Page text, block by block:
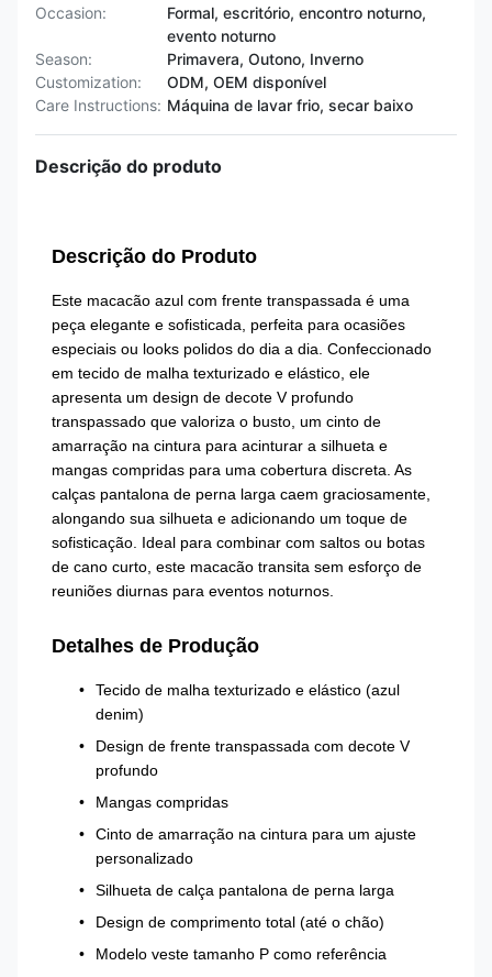
Occasion:
Formal, escritório, encontro noturno,
evento noturno
Season:
Primavera, Outono, Inverno
Customization:
ODM, OEM disponível
Care Instructions: Máquina de lavar frio, secar baixo
Descrição do produto
Descrição do Produto
Este macacão azul com frente transpassada é uma
peça elegante e sofisticada, perfeita para ocasiões
especiais ou looks polidos do dia a dia. Confeccionado
em tecido de malha texturizado e elástico, ele
apresenta um design de decote V profundo
transpassado que valoriza o busto, um cinto de
amarração na cintura para acinturar a silhueta e
mangas compridas para uma cobertura discreta. As
calças pantalona de perna larga caem graciosamente,
alongando sua silhueta e adicionando um toque de
sofisticação. Ideal para combinar com saltos ou botas
de cano curto, este macacão transita sem esforço de
reuniões diurnas para eventos noturnos.
Detalhes de Produção
Tecido de malha texturizado e elástico (azul
denim)
Design de frente transpassada com decote V
profundo
Mangas compridas
Cinto de amarração na cintura para um ajuste
personalizado
Silhueta de calça pantalona de perna larga
Design de comprimento total (até o chão)
Modelo veste tamanho P como referência